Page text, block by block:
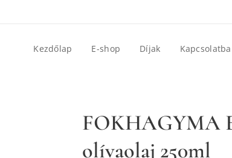
Kezdőlap E-shop Díjak
FOKHAGYMA
olívaolaj 250ml